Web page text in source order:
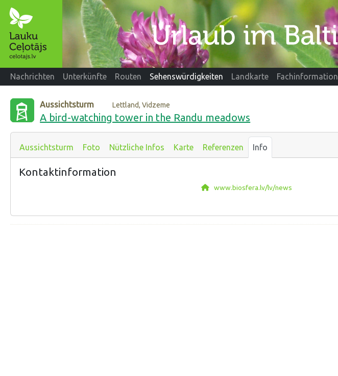
Nachrichten Unterkünfte Routen Sehenswürdigkeiten Landkarte Fachinformation
Aussichtsturm Lettland, Vidzeme
A bird-watching tower in the Randu meadows
Aussichtsturm Foto Nützliche Infos Karte Referenzen Info
Kontaktinformation
www.biosfera.lv/lv/news